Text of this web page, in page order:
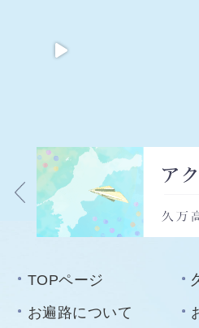
TOPページ
お遍路について